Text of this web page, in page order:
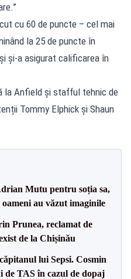
cu 60 de puncte – cel mai
la 25 de puncte în
și-a asigurat calificarea în
la Anfield și stafful tehnic de
Tommy Elphick și Shaun
Mutu pentru soția sa,
au văzut imaginile
Prunea, reclamat de
de la Chișinău
lui Sepsi. Cosmin
de TAS în cazul de dopaj